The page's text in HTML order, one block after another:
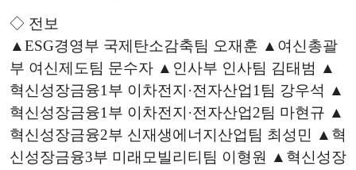
◇ 전보
▲ESG경영부 국제탄소감축팀 오재훈 ▲여신총괄
부 여신제도팀 문수자 ▲인사부 인사팀 김태범 ▲
혁신성장금융1부 이차전지·전자산업1팀 강우석 ▲
혁신성장금융1부 이차전지·전자산업2팀 마현규 ▲
혁신성장금융2부 신재생에너지산업팀 최성민 ▲혁
신성장금융3부 미래모빌리티팀 이형원 ▲혁신성장